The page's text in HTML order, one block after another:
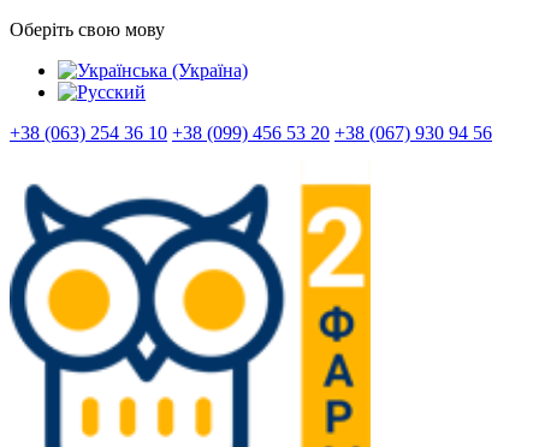
Оберіть свою мову
+38 (063) 254 36 10 +38 (099) 456 53 20 +38 (067) 930 94 56